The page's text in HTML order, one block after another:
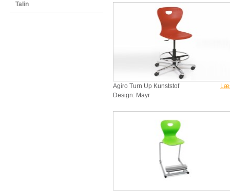
Talin
Agiro Turn Up Kunststof
Design: Mayr